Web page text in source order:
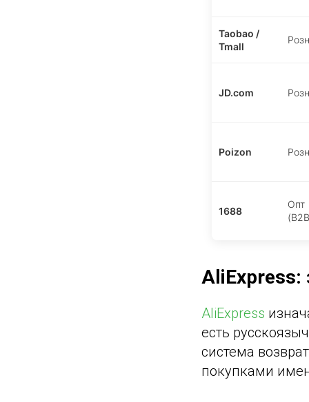
Taobao /
Tmall
JD.com
Poizon
1688
Опт
AliExpress:
AliExpress
есть
система
покупками